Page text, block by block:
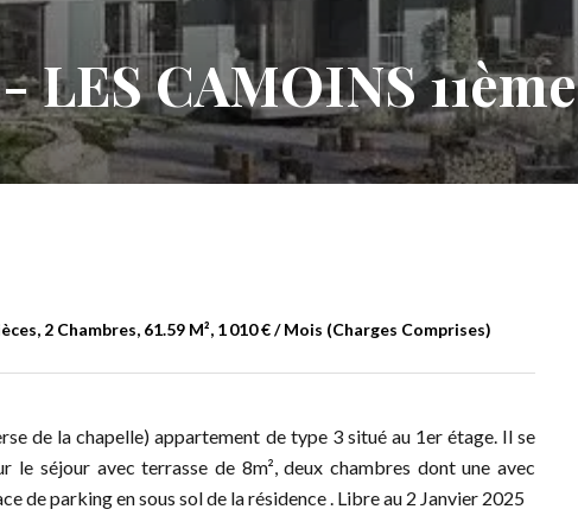
LES CAMOINS 11ème
2 Chambres, 61.59 M², 1 010 € / Mois (Charges Comprises)
de la chapelle) appartement de type 3 situé au 1er étage. Il se
le séjour avec terrasse de 8m², deux chambres dont une avec
de parking en sous sol de la résidence . Libre au 2 Janvier 2025